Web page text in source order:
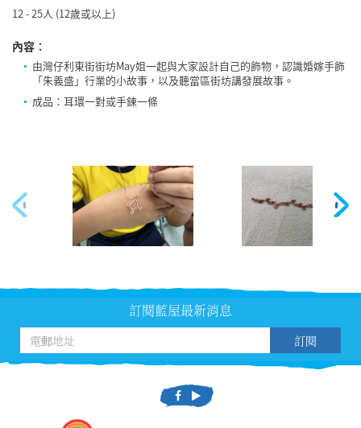
12 - 25人 (12歲或以上)
內容 ：
由灣仔利東街街坊May姐一起與大家設計自己的飾物，認識婚嫁手飾
「朱義盛」行業的小故事，以及聽當區街坊講發展故事。
成品：耳環一對或手鍊一條
訂閱藍屋最新消息
訂閱